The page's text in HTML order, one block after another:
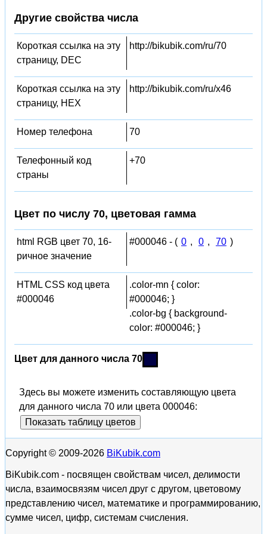
Другие свойства числа
Короткая ссылка на эту
страницу, DEC
http://bikubik.com/ru/70
Короткая ссылка на эту
страницу, HEX
http://bikubik.com/ru/x46
Номер телефона 70
Телефонный код
страны
+70
Цвет по числу 70, цветовая гамма
html RGB цвет 70, 16-
ричное значение
#000046 - ( 0 , 0 , 70 )
HTML CSS код цвета
#000046
.color-mn { color:
#000046; }
.color-bg { background-
color: #000046; }
Цвет для данного числа 70
Здесь вы можете изменить составляющую цвета
для данного числа 70 или цвета 000046:
Показать таблицу цветов
Copyright © 2009-2026 BiKubik.com
BiKubik.com - посвящен свойствам чисел, делимости
числа, взаимосвязям чисел друг с другом, цветовому
представлению чисел, математике и программированию,
сумме чисел, цифр, системам счисления.